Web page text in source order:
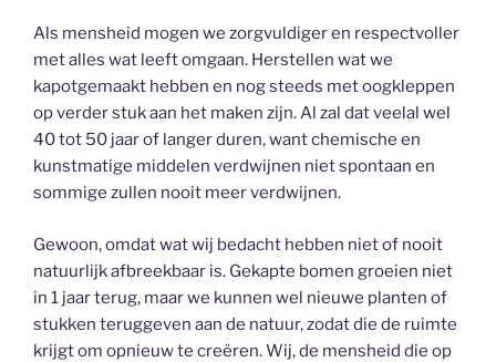
Als mensheid mogen we zorgvuldiger en respectvoller
met alles wat leeft omgaan. Herstellen wat we
kapotgemaakt hebben en nog steeds met oogkleppen
op verder stuk aan het maken zijn. Al zal dat veelal wel
40 tot 50 jaar of langer duren, want chemische en
kunstmatige middelen verdwijnen niet spontaan en
sommige zullen nooit meer verdwijnen.
Gewoon, omdat wat wij bedacht hebben niet of nooit
natuurlijk afbreekbaar is. Gekapte bomen groeien niet
in 1 jaar terug, maar we kunnen wel nieuwe planten of
stukken teruggeven aan de natuur, zodat die de ruimte
krijgt om opnieuw te creëren. Wij, de mensheid die op